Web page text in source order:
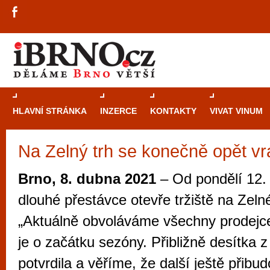
HLAVNÍ STRÁNKA INZERCE KONTAKTY VIVAT VINUM
Na Zelný trh se konečně opět
Brno, 8. dubna 2021 – Od pondělí
dlouhé přestávce otevře tržiště na
„Aktuálně obvoláváme všechny
je o začátku sezóny. Přibližně desítka
potvrdila a věříme, že další ještě
Průvodce
Brně: Od
automaty
Brno je
zajímavé
restaurace,
Mimo jiné je ale také místem, kde si